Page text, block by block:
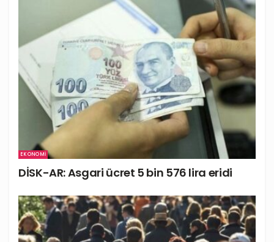
EKONOMI
DİSK-AR: Asgari ücret 5 bin 576 lira eridi